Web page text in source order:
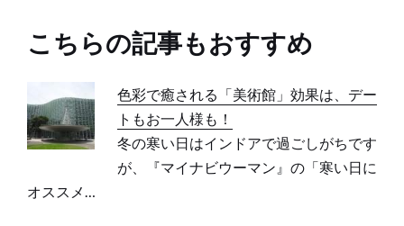
こちらの記事もおすすめ
色彩で癒される「美術館」効果は、デー
トもお一人様も！
冬の寒い日はインドアで過ごしがちです
が、『マイナビウーマン』の「寒い日に
オススメ…